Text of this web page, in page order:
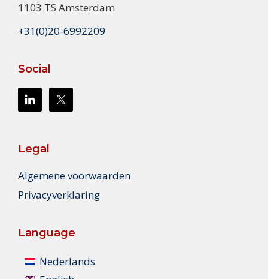
1103 TS Amsterdam
+31(0)20-6992209
Social
Legal
Algemene voorwaarden
Privacyverklaring
Language
Nederlands